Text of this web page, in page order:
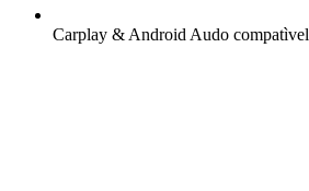
Carplay & Android Audo compatìvel